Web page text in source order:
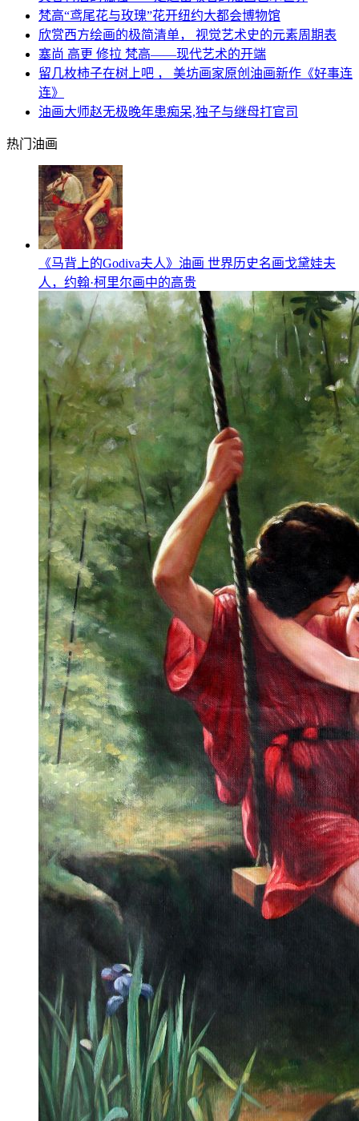
梵高“鸢尾花与玫瑰”花开纽约大都会博物馆
欣赏西方绘画的极简清单， 视觉艺术史的元素周期表
塞尚 高更 修拉 梵高——现代艺术的开端
留几枚柿子在树上吧 ， 美坊画家原创油画新作《好事连
连》
油画大师赵无极晚年患痴呆,独子与继母打官司
热门油画
《马背上的Godiva夫人》油画 世界历史名画戈黛娃夫
人，约翰·柯里尔画中的高贵